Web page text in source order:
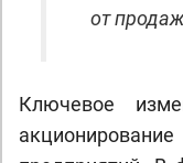
от
Ключевое